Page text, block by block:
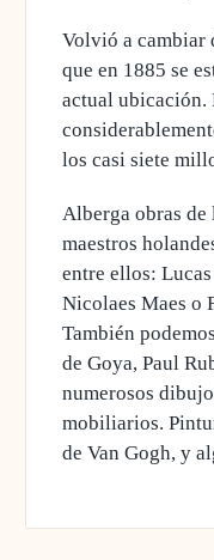
Volvió a cambiar
que en 1885 se
actual ubicación.
los casi siete
Alberga obras
maestros
entre ellos:
Nicolaes Maes o
También
de Goya, Paul
numerosos
mobiliarios.
de Van Gogh, y